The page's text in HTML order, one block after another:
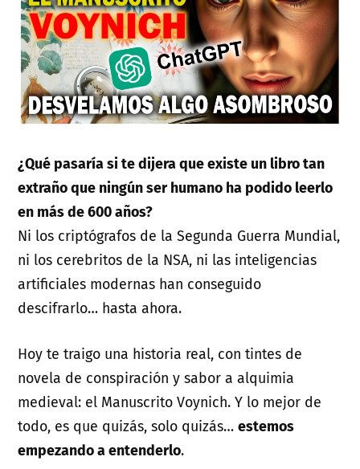
¿Qué pasaría si te dijera que existe un libro tan
extraño que ningún ser humano ha podido leerlo
en más de 600 años?
Ni los criptógrafos de la Segunda Guerra Mundial,
ni los cerebritos de la NSA, ni las inteligencias
artificiales modernas han conseguido
descifrarlo… hasta ahora.
Hoy te traigo una historia real, con tintes de
novela de conspiración y sabor a alquimia
medieval: el Manuscrito Voynich. Y lo mejor de
todo, es que quizás, solo quizás…estemos
empezando a entenderlo.